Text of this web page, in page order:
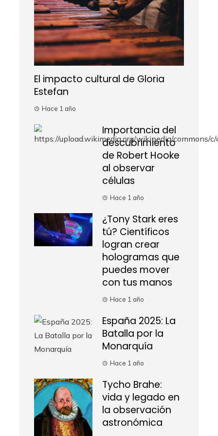
El impacto cultural de Gloria
Estefan
Hace 1 año
Importancia del
descubrimiento
de Robert Hooke
al observar
células
Hace 1 año
¿Tony Stark eres
tú? Científicos
logran crear
hologramas que
puedes mover
con tus manos
Hace 1 año
España 2025: La
Batalla por la
Monarquía
Hace 1 año
Tycho Brahe:
vida y legado en
la observación
astronómica